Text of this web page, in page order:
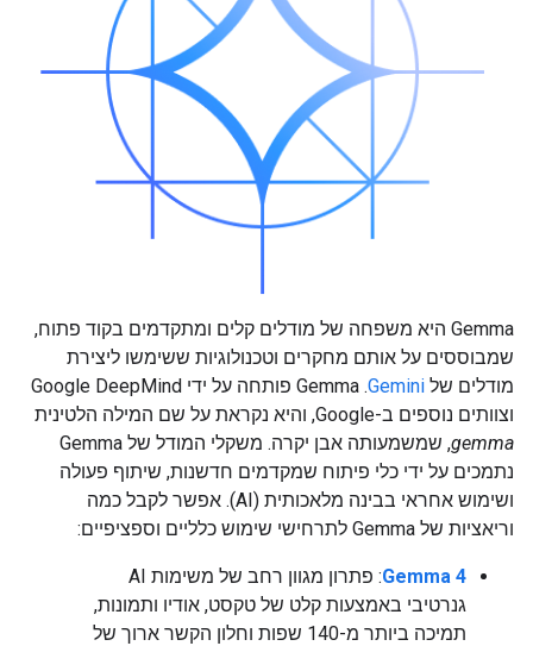
Gemma היא משפחה של מודלים קלים ומתקדמים בקוד פתוח,
שמבוססים על אותם מחקרים וטכנולוגיות ששימשו ליצירת
מודלים של Gemini
. ‫Gemma פותחה על ידי Google DeepMind
וצוותים נוספים ב-Google, והיא נקראת על שם המילה הלטינית
gemma
, שמשמעותה אבן יקרה. משקלי המודל של Gemma
נתמכים על ידי כלי פיתוח שמקדמים חדשנות, שיתוף פעולה
ושימוש אחראי בבינה מלאכותית (AI). אפשר לקבל כמה
וריאציות של Gemma לתרחישי שימוש כלליים וספציפיים:
Gemma 4
: פתרון מגוון רחב של משימות AI
גנרטיבי באמצעות קלט של טקסט, אודיו ותמונות,
תמיכה ביותר מ-140 שפות וחלון הקשר ארוך של